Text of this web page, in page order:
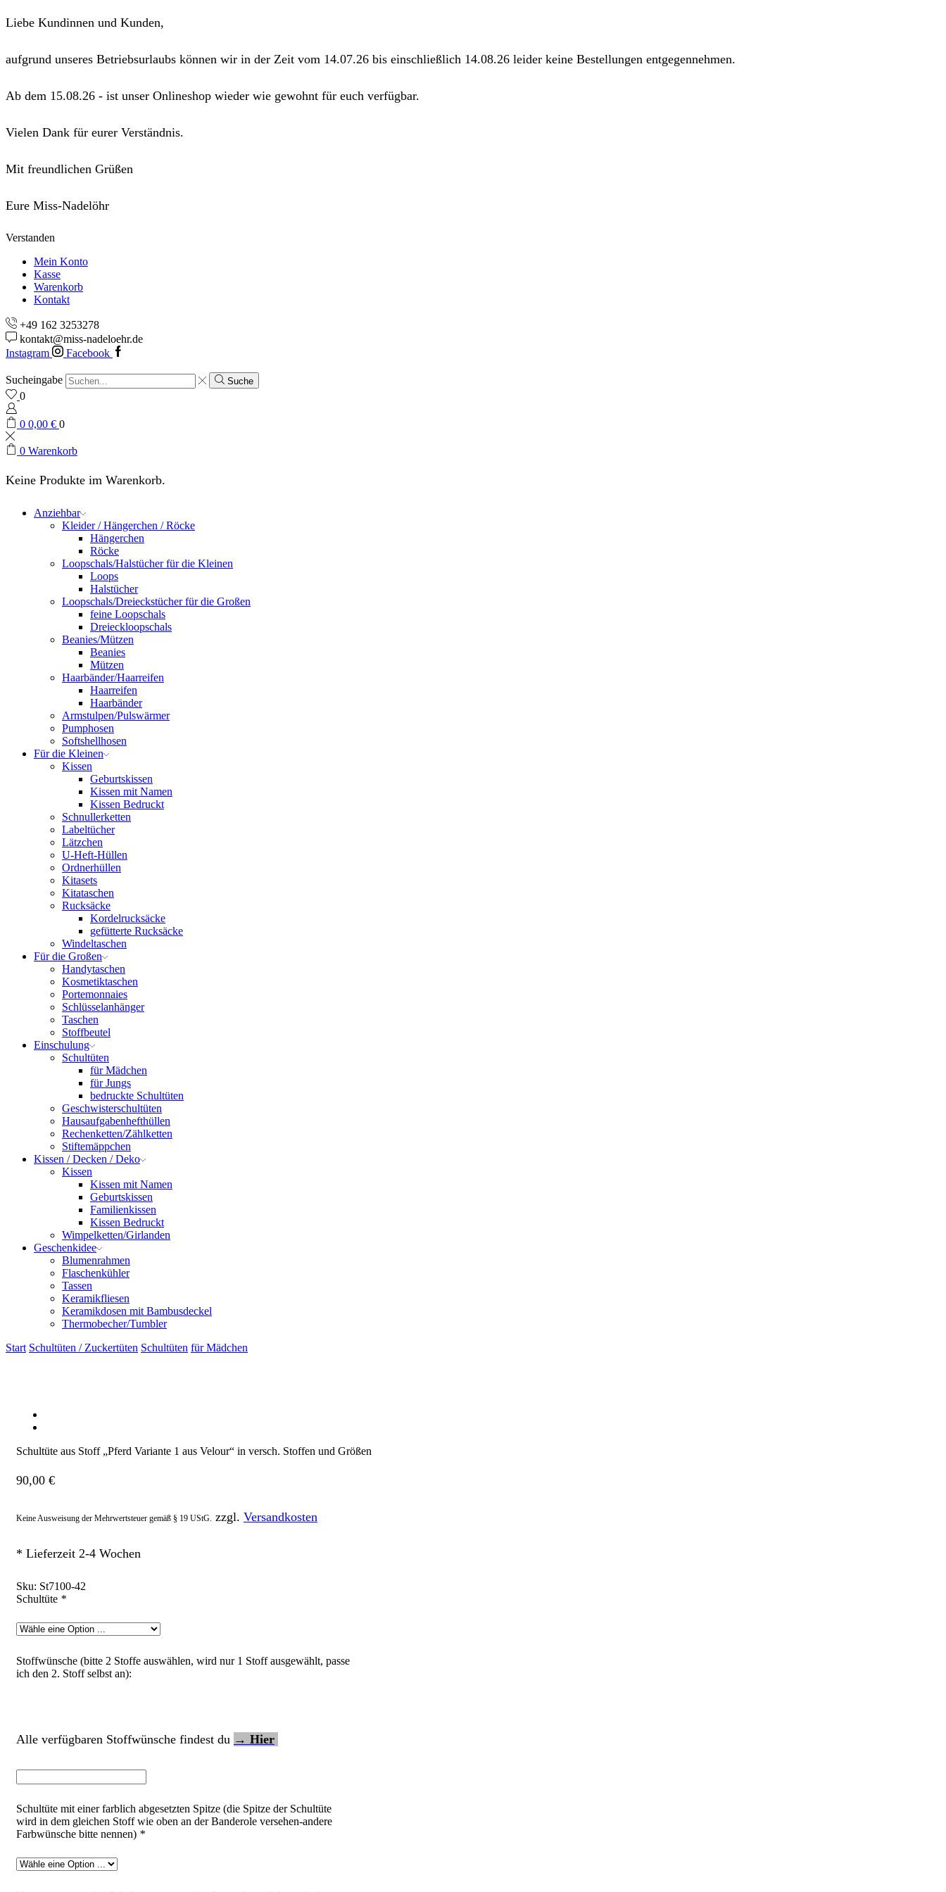
Liebe Kundinnen und Kunden,
aufgrund unseres Betriebsurlaubs können wir in der Zeit vom 14.07.26 bis einschließlich 14.08.26 leider keine Bestellungen entgegennehmen.
Ab dem 15.08.26 - ist unser Onlineshop wieder wie gewohnt für euch verfügbar.
Vielen Dank für eurer Verständnis.
Mit freundlichen Grüßen
Eure Miss-Nadelöhr
Verstanden
Mein Konto
Kasse
Warenkorb
Kontakt
+49 162 3253278
kontakt@miss-nadeloehr.de
Instagram
Facebook
Sucheingabe Suche
0
0 0,00 € 0
0 Warenkorb
Keine Produkte im Warenkorb.
Anziehbar
Kleider / Hängerchen / Röcke
Hängerchen
Röcke
Loopschals/Halstücher für die Kleinen
Loops
Halstücher
Loopschals/Dreieckstücher für die Großen
feine Loopschals
Dreieckloopschals
Beanies/Mützen
Beanies
Mützen
Haarbänder/Haarreifen
Haarreifen
Haarbänder
Armstulpen/Pulswärmer
Pumphosen
Softshellhosen
Für die Kleinen
Kissen
Geburtskissen
Kissen mit Namen
Kissen Bedruckt
Schnullerketten
Labeltücher
Lätzchen
U-Heft-Hüllen
Ordnerhüllen
Kitasets
Kitataschen
Rucksäcke
Kordelrucksäcke
gefütterte Rucksäcke
Windeltaschen
Für die Großen
Handytaschen
Kosmetiktaschen
Portemonnaies
Schlüsselanhänger
Taschen
Stoffbeutel
Einschulung
Schultüten
für Mädchen
für Jungs
bedruckte Schultüten
Geschwisterschultüten
Hausaufgabenhefthüllen
Rechenketten/Zählketten
Stiftemäppchen
Kissen / Decken / Deko
Kissen
Kissen mit Namen
Geburtskissen
Familienkissen
Kissen Bedruckt
Wimpelketten/Girlanden
Geschenkidee
Blumenrahmen
Flaschenkühler
Tassen
Keramikfliesen
Keramikdosen mit Bambusdeckel
Thermobecher/Tumbler
Start Schultüten / Zuckertüten Schultüten für Mädchen
Schultüte aus Stoff „Pferd Variante 1 aus Velour“ in versch. Stoffen und Größen
90,00 €
Keine Ausweisung der Mehrwertsteuer gemäß § 19 UStG. zzgl. Versandkosten
* Lieferzeit 2-4 Wochen
Sku: St7100-42
Schultüte *
Stoffwünsche (bitte 2 Stoffe auswählen, wird nur 1 Stoff ausgewählt, passe
ich den 2. Stoff selbst an):
Alle verfügbaren Stoffwünsche findest du → Hier
Schultüte mit einer farblich abgesetzten Spitze (die Spitze der Schultüte
wird in dem gleichen Stoff wie oben an der Banderole versehen-andere
Farbwünsche bitte nennen) *